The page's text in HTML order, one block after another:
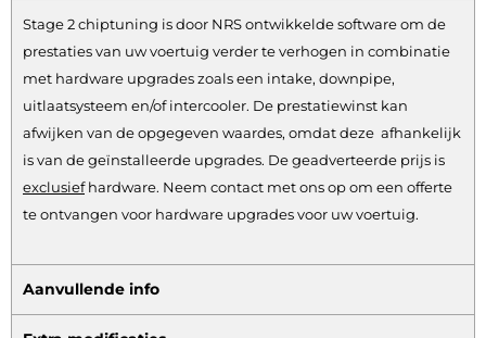
Stage 2 chiptuning is door NRS ontwikkelde software om de
prestaties van uw voertuig verder te verhogen in combinatie
met hardware upgrades zoals een intake, downpipe,
uitlaatsysteem en/of intercooler. De prestatiewinst kan
afwijken van de opgegeven waardes, omdat deze afhankelijk
is van de geïnstalleerde upgrades. De geadverteerde prijs is
exclusiefhardware. Neem contact met ons op om een offerte
te ontvangen voor hardware upgrades voor uw voertuig.
Aanvullende info